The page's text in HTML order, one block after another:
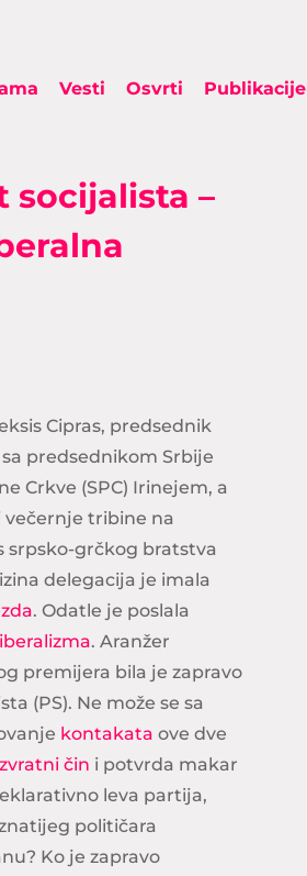
Vesti Osvrti Publikacije
socijalista –
Cipras, predsednik
predsednikom Srbije
Crkve (SPC) Irinejem, a
večernje tribine na
srpsko-grčkog bratstva
delegacija je imala
. Odatle je poslala
. Aranžer
premijera bila je zapravo
(PS). Ne može se sa
kontakata ove dve
čin i potvrda makar
leva partija,
političara
Ko je zapravo